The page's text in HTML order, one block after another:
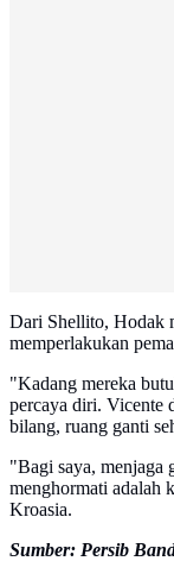
Dari Shellito, Hodak
memperlakukan
"Kadang mereka
percaya diri. Vicente
bilang, ruang ganti
"Bagi saya, menjaga
menghormati adalah
Kroasia.
Sumber: Persib